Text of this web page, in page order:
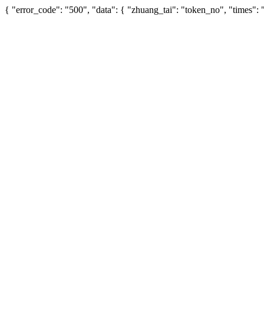
{ "error_code": "500", "data": { "zhuang_tai": "token_no", "times":